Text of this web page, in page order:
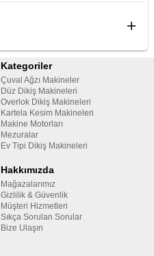
Kategoriler
Çuval Ağzı Makineler
Düz Dikiş Makineleri
Overlok Dikiş Makineleri
Kartela Kesim Makineleri
Makine Motorları
Mezuralar
Ev Tipi Dikiş Makineleri
Hakkımızda
Mağazalarımız
Gizlilik & Güvenlik
Müşteri Hizmetleri
Sıkça Sorulan Sorular
Bize Ulaşın